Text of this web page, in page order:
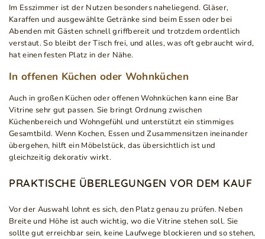
Im Esszimmer ist der Nutzen besonders naheliegend. Gläser,
Karaffen und ausgewählte Getränke sind beim Essen oder bei
Abenden mit Gästen schnell griffbereit und trotzdem ordentlich
verstaut. So bleibt der Tisch frei, und alles, was oft gebraucht wird,
hat einen festen Platz in der Nähe.
In offenen Küchen oder Wohnküchen
Auch in großen Küchen oder offenen Wohnküchen kann eine Bar
Vitrine sehr gut passen. Sie bringt Ordnung zwischen
Küchenbereich und Wohngefühl und unterstützt ein stimmiges
Gesamtbild. Wenn Kochen, Essen und Zusammensitzen ineinander
übergehen, hilft ein Möbelstück, das übersichtlich ist und
gleichzeitig dekorativ wirkt.
PRAKTISCHE ÜBERLEGUNGEN VOR DEM KAUF
Vor der Auswahl lohnt es sich, den Platz genau zu prüfen. Neben
Breite und Höhe ist auch wichtig, wo die Vitrine stehen soll. Sie
sollte gut erreichbar sein, keine Laufwege blockieren und so stehen,